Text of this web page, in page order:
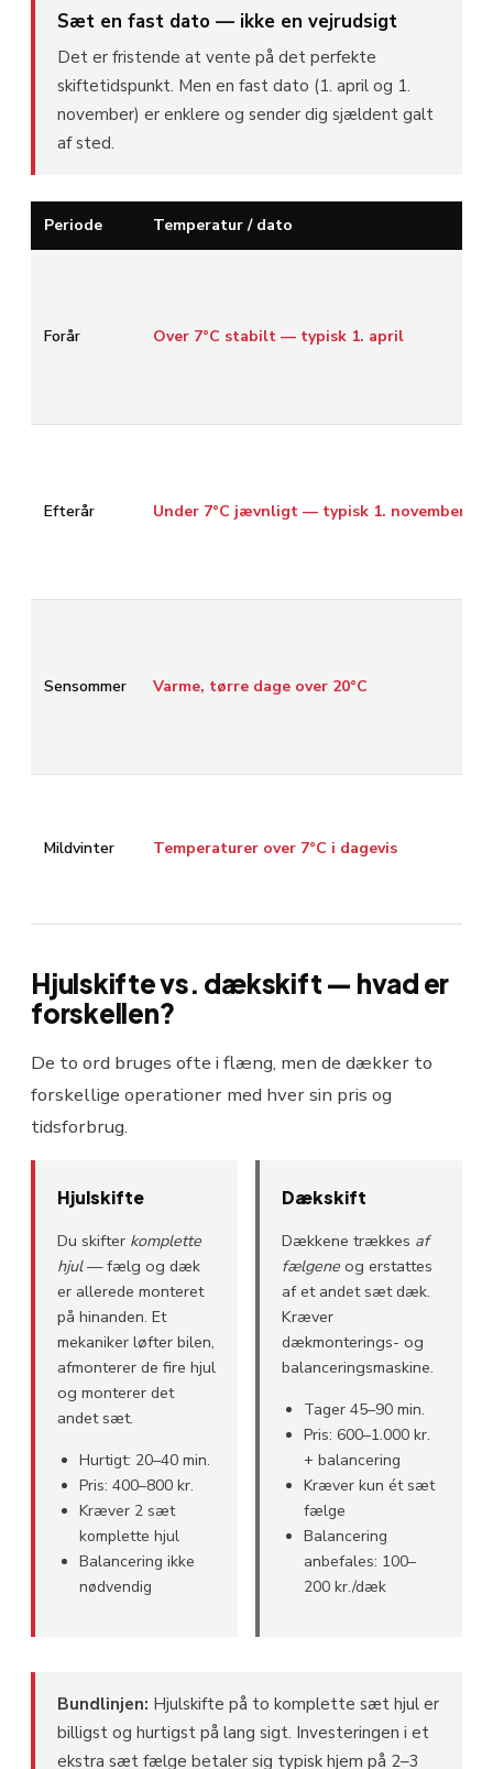
Sæt en fast dato — ikke en vejrudsigt
Det er fristende at vente på det perfekte
skiftetidspunkt. Men en fast dato (1. april og 1.
november) er enklere og sender dig sjældent galt
af sted.
Periode Temperatur / dato
Forår Over 7°C stabilt — typisk 1. april
Efterår Under 7°C jævnligt — typisk 1. november
Sensommer Varme, tørre dage over 20°C
Mildvinter Temperaturer over 7°C i dagevis
Hjulskifte vs. dækskift — hvad er
forskellen?
De to ord bruges ofte i flæng, men de dækker to
forskellige operationer med hver sin pris og
tidsforbrug.
Hjulskifte
Du skifter komplette
hjul— fælg og dæk
er allerede monteret
på hinanden. Et
mekaniker løfter bilen,
afmonterer de fire hjul
og monterer det
andet sæt.
Hurtigt: 20–40 min.
Pris: 400–800 kr.
Kræver 2 sæt
komplette hjul
Balancering ikke
nødvendig
Dækskift
Dækkene trækkes af
fælgene og erstattes
af et andet sæt dæk.
Kræver
dækmonterings- og
balanceringsmaskine.
Tager 45–90 min.
Pris: 600–1.000 kr.
+ balancering
Kræver kun ét sæt
fælge
Balancering
anbefales: 100–
200 kr./dæk
Bundlinjen: Hjulskifte på to komplette sæt hjul er
billigst og hurtigst på lang sigt. Investeringen i et
ekstra sæt fælge betaler sig typisk hjem på 2–3